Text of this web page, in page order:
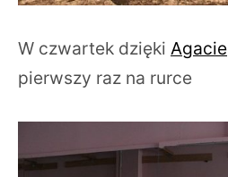
W czwartek dzięki Agacie
pierwszy raz na rurce